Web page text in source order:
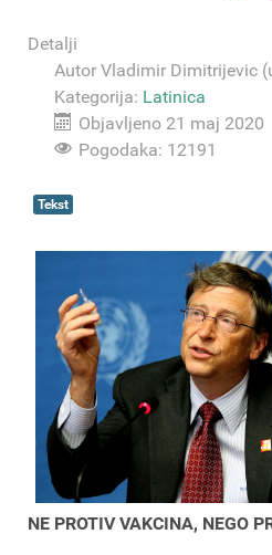
Detalji
Autor Vladimir Dimitrijevic
Kategorija: Latinica
Objavljeno 21 maj 2020
Pogodaka: 12191
Tekst
NE PROTIV VAKCINA, NEGO